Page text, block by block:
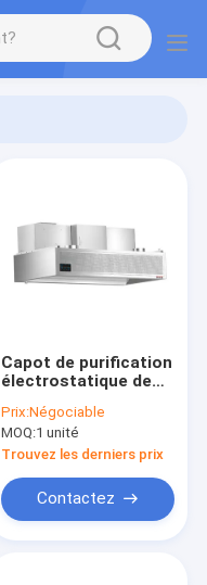
Capot de purification
électrostatique de
(avec ventilateur de
2200 mm de
longueur)
Prix:Négociable
MOQ:1 unité
Trouvez les derniers prix
Contactez